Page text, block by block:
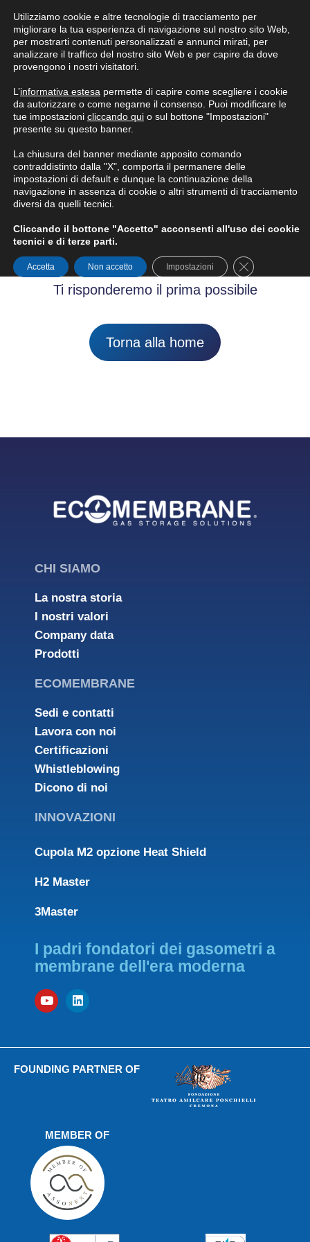
Condizioni generali di fornitura
Grazie per aver inviato
la tua candidatura!
Ti risponderemo il prima possibile
Torna alla home
CHI SIAMO
La nostra storia
I nostri valori
Company data
Prodotti
ECOMEMBRANE
Sedi e contatti
Lavora con noi
Certificazioni
Whistleblowing
Dicono di noi
INNOVAZIONI
Cupola M2 opzione Heat Shield
H2 Master
3Master
I padri fondatori dei gasometri a
membrane dell'era moderna
FOUNDING PARTNER OF
MEMBER OF
Utilizziamo cookie e altre tecnologie di tracciamento per
migliorare la tua esperienza di navigazione sul nostro sito Web,
per mostrarti contenuti personalizzati e annunci mirati, per
analizzare il traffico del nostro sito Web e per capire da dove
provengono i nostri visitatori.
L’informativa estesa permette di capire come scegliere i cookie
da autorizzare o come negarne il consenso. Puoi modificare le
tue impostazioni cliccando qui o sul bottone "Impostazioni"
presente su questo banner.
La chiusura del banner mediante apposito comando
contraddistinto dalla "X", comporta il permanere delle
impostazioni di default e dunque la continuazione della
navigazione in assenza di cookie o altri strumenti di tracciamento
diversi da quelli tecnici.
Cliccando il bottone "Accetto" acconsenti all'uso dei cookie
tecnici e di terze parti.
Accetta Non accetto Impostazioni Close GDPR